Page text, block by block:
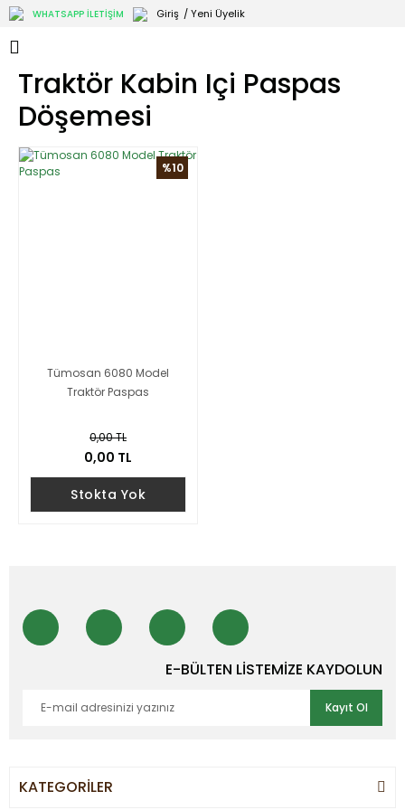
WHATSAPP İLETİŞİM Giriş / Yeni Üyelik
Traktör Kabin Içi Paspas
Döşemesi
%10
Tümosan 6080 Model
Traktör Paspas
0,00 TL
0,00 TL
Stokta Yok
E-BÜLTEN LİSTEMİZE KAYDOLUN
Kayıt Ol
KATEGORİLER